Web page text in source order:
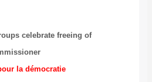
celebrate freeing of
la démocratie